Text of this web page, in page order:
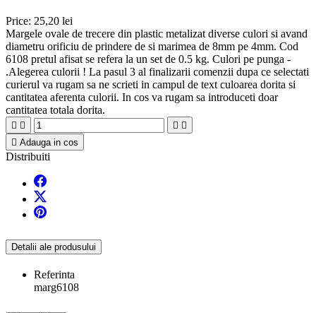
Price: 25,20 lei
Margele ovale de trecere din plastic metalizat diverse culori si avand
diametru orificiu de prindere de si marimea de 8mm pe 4mm. Cod
6108 pretul afisat se refera la un set de 0.5 kg. Culori pe punga -
.Alegerea culorii ! La pasul 3 al finalizarii comenzii dupa ce selectati
curierul va rugam sa ne scrieti in campul de text culoarea dorita si
cantitatea aferenta culorii. In cos va rugam sa introduceti doar
cantitatea totala dorita.
   
 Adauga in cos
Distribuiti
Detalii ale produsului
Referinta
marg6108